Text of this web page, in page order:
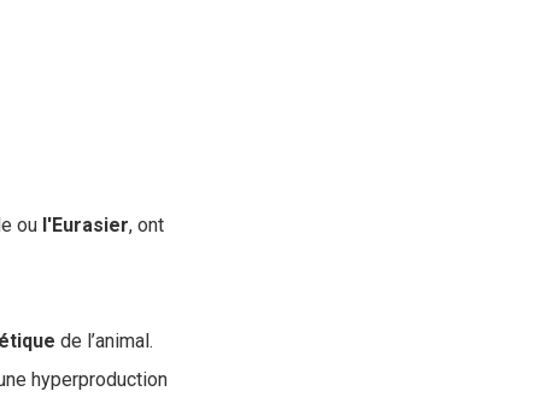
ou l'Eurasier, ont
de l’animal.
hyperproduction